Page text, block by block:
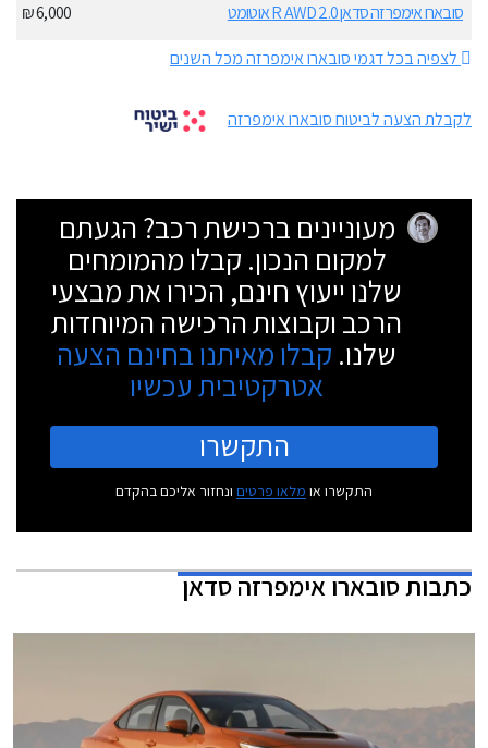
סובארו אימפרזה סדאן 2.0 R AWD אוטומט
6,000 ₪
לצפיה בכל דגמי סובארו אימפרזה מכל השנים
לקבלת הצעה לביטוח סובארו אימפרזה
מעוניינים ברכישת רכב? הגעתם
למקום הנכון. קבלו מהמומחים
שלנו ייעוץ חינם, הכירו את מבצעי
הרכב וקבוצות הרכישה המיוחדות
שלנו. קבלו מאיתנו בחינם הצעה
אטרקטיבית עכשיו
התקשרו
התקשרו או מלאו פרטים ונחזור אליכם בהקדם
כתבותסובארו אימפרזה סדאן